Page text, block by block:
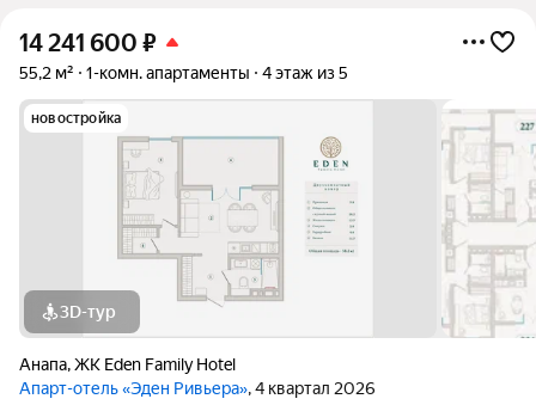
14 241 600 ₽
55,2 м² 1-комн. апартаменты 4 этаж из 5
новостройка
3D-тур
Анапа,ЖК Eden Family Hotel
Апарт-отель «Эден Ривьера», 4 квартал 2026